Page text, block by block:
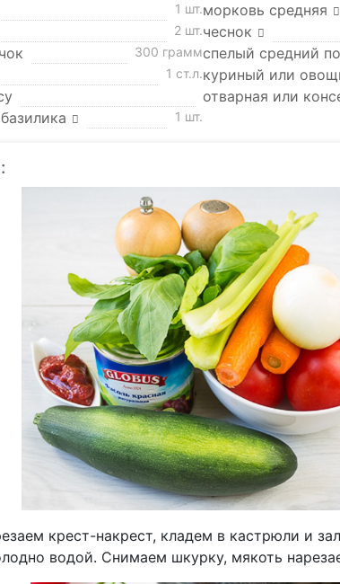
1 шт.морковь средняя
2 шт.чеснок
300 граммспелый средний
1 ст.л.куриный или
отварная или
1 шт.
:
крест-накрест, кладем в кастрюли и
водой. Снимаем шкурку, мякоть